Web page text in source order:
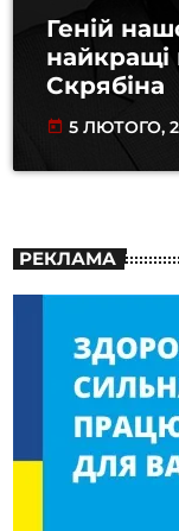
Геній
найкращі
Скрябіна
today 5 ЛЮТОГО,
РЕКЛАМА